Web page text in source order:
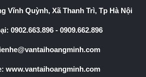
Vĩnh Quỳnh, Xã Thanh Trì, Tp Hà Nội
0902.663.896- 0909.662.896
www.vantaihoangminh.com